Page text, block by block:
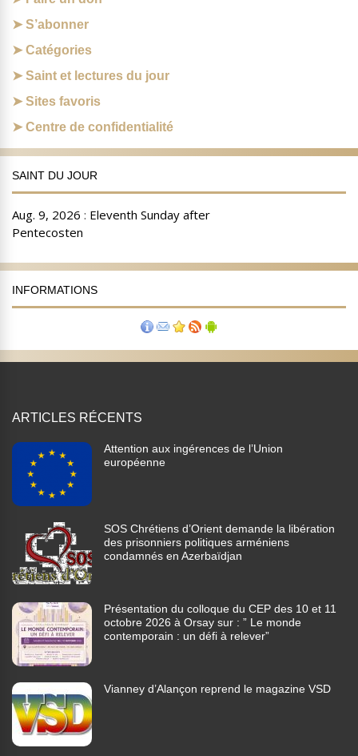
S’abonner
Catégories
Saint et lectures du jour
Sites favoris
Centre de confidentialité
SAINT DU JOUR
INFORMATIONS
ARTICLES RÉCENTS
Attention aux ingérences de l’Union
européenne
SOS Chrétiens d’Orient demande la libération
des prisonniers politiques arméniens
condamnés en Azerbaïdjan
Présentation du colloque du CEP des 10 et 11
octobre 2026 à Orsay sur : ” Le monde
contemporain : un défi à relever”
Vianney d’Alançon reprend le magazine VSD